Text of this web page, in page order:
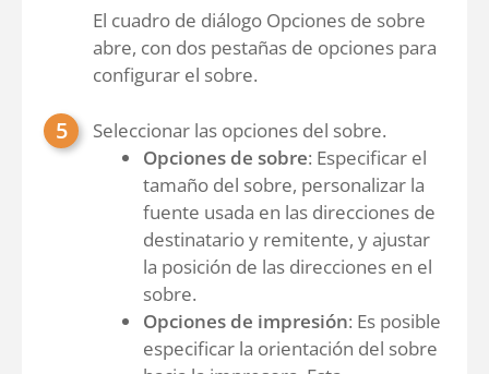
El cuadro de diálogo Opciones de sobre
abre, con dos pestañas de opciones para
configurar el sobre.
Seleccionar las opciones del sobre.
Opciones de sobre: Especificar el
tamaño del sobre, personalizar la
fuente usada en las direcciones de
destinatario y remitente, y ajustar
la posición de las direcciones en el
sobre.
Opciones de impresión: Es posible
especificar la orientación del sobre